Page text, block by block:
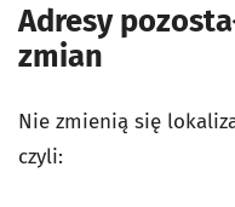
Adresy
zmian
Nie zmienią się
czyli: